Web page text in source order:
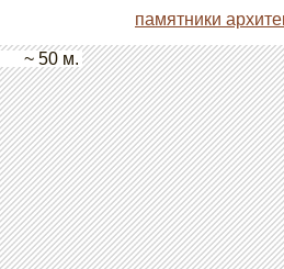
памятники
~ 50 м.